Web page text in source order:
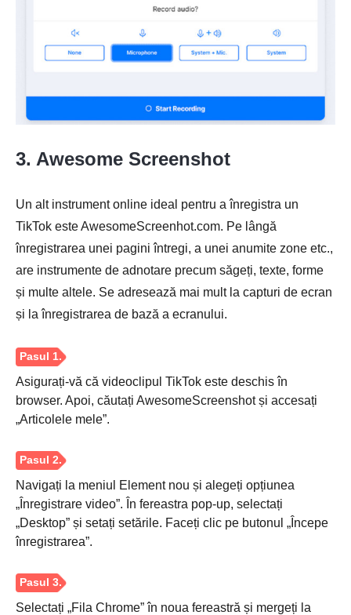
Pasul 1.
Pasul 2.
3. Awesome Screenshot
Un alt instrument online ideal pentru a înregistra un
TikTok este AwesomeScreenhot.com. Pe lângă
înregistrarea unei pagini întregi, a unei anumite zone etc.,
are instrumente de adnotare precum săgeți, texte, forme
și multe altele. Se adresează mai mult la capturi de ecran
și la înregistrarea de bază a ecranului.
Asigurați-vă că videoclipul TikTok este deschis în
browser. Apoi, căutați AwesomeScreenshot și accesați
„Articolele mele”.
Navigați la meniul Element nou și alegeți opțiunea
„Înregistrare video”. În fereastra pop-up, selectați
„Desktop” și setați setările. Faceți clic pe butonul „Începe
înregistrarea”.
Selectați „Fila Chrome” în noua fereastră și mergeți la